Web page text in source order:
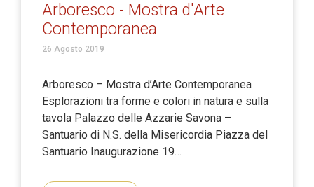
Arboresco - Mostra d'Arte
Contemporanea
26 Agosto 2019
Arboresco – Mostra d’Arte Contemporanea
Esplorazioni tra forme e colori in natura e sulla
tavola Palazzo delle Azzarie Savona –
Santuario di N.S. della Misericordia Piazza del
Santuario Inaugurazione 19…